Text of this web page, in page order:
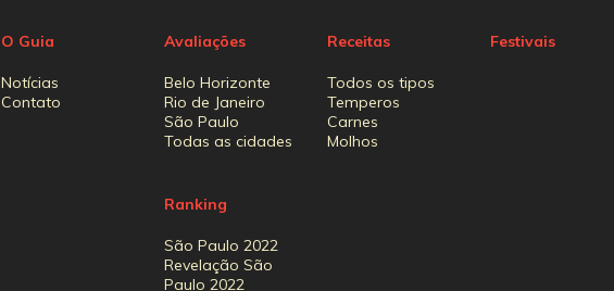
O Guia
Notícias
Contato
Avaliações
Belo Horizonte
Rio de Janeiro
São Paulo
Todas as cidades
Ranking
São Paulo 2022
Revelação São
Paulo 2022
Receitas
Todos os tipos
Temperos
Carnes
Molhos
Festivais